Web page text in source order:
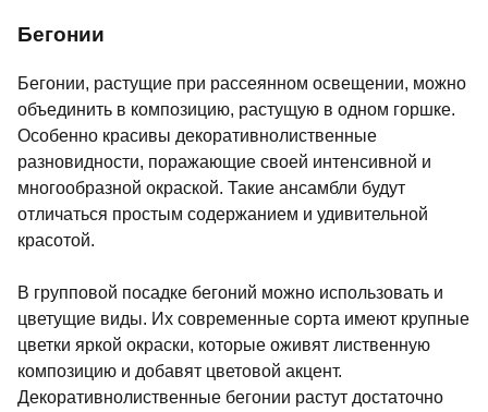
Бегонии
Бегонии, растущие при рассеянном освещении, можно
объединить в композицию, растущую в одном горшке.
Особенно красивы декоративнолиственные
разновидности, поражающие своей интенсивной и
многообразной окраской. Такие ансамбли будут
отличаться простым содержанием и удивительной
красотой.
В групповой посадке бегоний можно использовать и
цветущие виды. Их современные сорта имеют крупные
цветки яркой окраски, которые оживят лиственную
композицию и добавят цветовой акцент.
Декоративнолиственные бегонии растут достаточно